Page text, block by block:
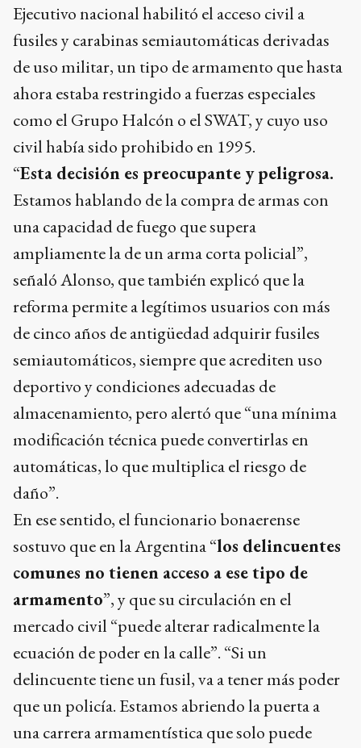
Ejecutivo nacional habilitó el acceso civil a
fusiles y carabinas semiautomáticas derivadas
de uso militar, un tipo de armamento que hasta
ahora estaba restringido a fuerzas especiales
como el Grupo Halcón o el SWAT, y cuyo uso
civil había sido prohibido en 1995.
“Esta decisión es preocupante y peligrosa.
Estamos hablando de la compra de armas con
una capacidad de fuego que supera
ampliamente la de un arma corta policial”,
señaló Alonso, que también explicó que la
reforma permite a legítimos usuarios con más
de cinco años de antigüedad adquirir fusiles
semiautomáticos, siempre que acrediten uso
deportivo y condiciones adecuadas de
almacenamiento, pero alertó que “una mínima
modificación técnica puede convertirlas en
automáticas, lo que multiplica el riesgo de
daño”.
En ese sentido, el funcionario bonaerense
sostuvo que en la Argentina “los delincuentes
comunes no tienen acceso a ese tipo de
armamento”, y que su circulación en el
mercado civil “puede alterar radicalmente la
ecuación de poder en la calle”. “Si un
delincuente tiene un fusil, va a tener más poder
que un policía. Estamos abriendo la puerta a
una carrera armamentística que solo puede